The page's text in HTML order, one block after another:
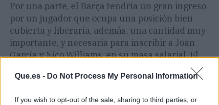
Que.es - Do Not Process My Personal Information
If you wish to opt-out of the sale, sharing to third parties, or
Por una parte, el Barça tendría un gran ingreso
por un jugador que ocupa una posición bien
cubierta y liberaría, además, una cantidad muy
importante, y necesaria para inscribir a Joan
García y Nico Williams, en su masa salarial. El
asunto está en manos ahora de la directiva, que
tendrá que manejar la situación de un jugador